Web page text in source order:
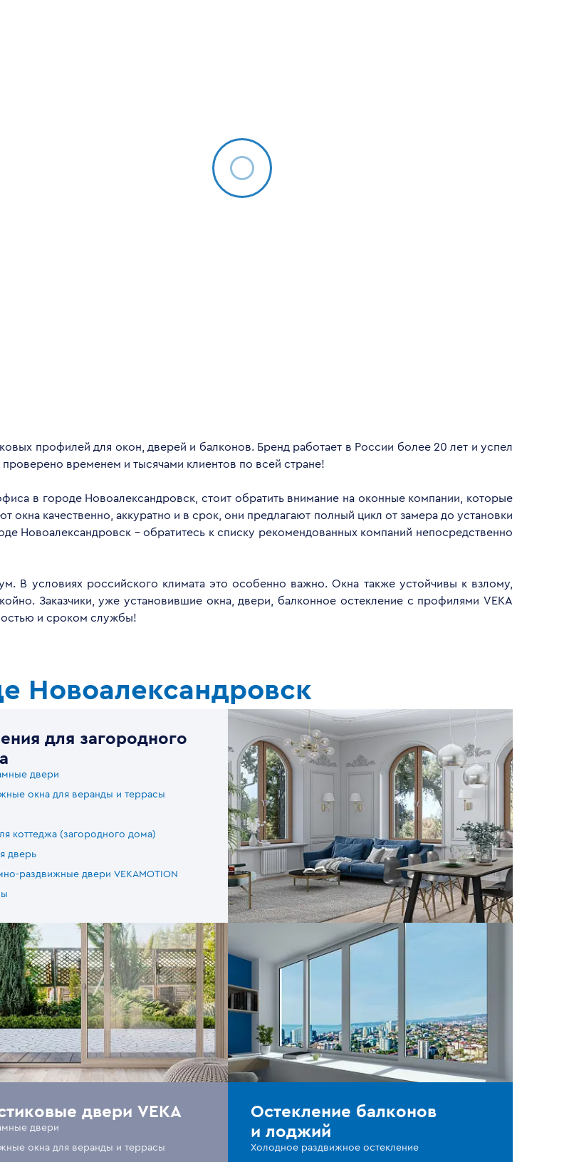
профилей для окон, дверей и балконов. Бренд работает в России более 20 лет и успел
временем и тысячами клиентов по всей стране!
в городе Новоалександровск, стоит обратить внимание на оконные компании, которые
качественно, аккуратно и в срок, они предлагают полный цикл от замера до установки
Новоалександровск - обратитесь к списку рекомендованных компаний непосредственно
В условиях российского климата это особенно важно. Окна также устойчивы к взлому,
Заказчики, уже установившие окна, двери, балконное остекление с профилями VEKA
и сроком службы!
Новоалександровск
для загородного
двери
окна для веранды и террасы
коттеджа (загородного дома)
дверь
раздвижные двери VEKAMOTION
двери VEKA
двери
окна для веранды и террасы
Остекление балконов
и лоджий
Холодное раздвижное остекление